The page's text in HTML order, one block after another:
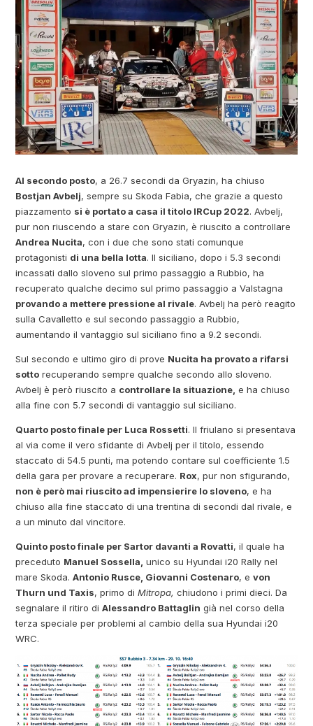
Al secondo posto, a 26.7 secondi da Gryazin, ha chiuso
Bostjan Avbelj, sempre su Skoda Fabia, che grazie a questo
piazzamento si è portato a casa il titolo IRCup 2022. Avbelj,
pur non riuscendo a stare con Gryazin, è riuscito a controllare
Andrea Nucita, con i due che sono stati comunque
protagonisti di una bella lotta. Il siciliano, dopo i 5.3 secondi
incassati dallo sloveno sul primo passaggio a Rubbio, ha
recuperato qualche decimo sul primo passaggio a Valstagna
provando a mettere pressione al rivale. Avbelj ha però reagito
sulla Cavalletto e sul secondo passaggio a Rubbio,
aumentando il vantaggio sul siciliano fino a 9.2 secondi.
Sul secondo e ultimo giro di prove Nucita ha provato a rifarsi
sotto recuperando sempre qualche secondo allo sloveno.
Avbelj è però riuscito a controllare la situazione, e ha chiuso
alla fine con 5.7 secondi di vantaggio sul siciliano.
Quarto posto finale per Luca Rossetti. Il friulano si presentava
al via come il vero sfidante di Avbelj per il titolo, essendo
staccato di 54.5 punti, ma potendo contare sul coefficiente 1.5
della gara per provare a recuperare. Rox, pur non sfigurando,
non è però mai riuscito ad impensierire lo sloveno, e ha
chiuso alla fine staccato di una trentina di secondi dal rivale, e
a un minuto dal vincitore.
Quinto posto finale per Sartor davanti a Rovatti, il quale ha
preceduto Manuel Sossella, unico su Hyundai i20 Rally nel
mare Skoda.Antonio Rusce, Giovanni Costenaro, evon
Thurn und Taxis, primo diMitropa, chiudono i primi dieci. Da
segnalare il ritiro diAlessandro Battaglin già nel corso della
terza speciale per problemi al cambio della sua Hyundai i20
WRC.